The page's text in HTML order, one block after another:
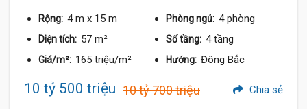
Rộng: 4 m x 15 m Phòng ngủ: 4 phòng
Diện tích: 57 m² Số tầng: 4 tầng
Giá/m²: 165 triệu/m² Hướng: Đông Bắc
10 tỷ 500 triệu 10 tỷ 700 triệu Chia sẻ